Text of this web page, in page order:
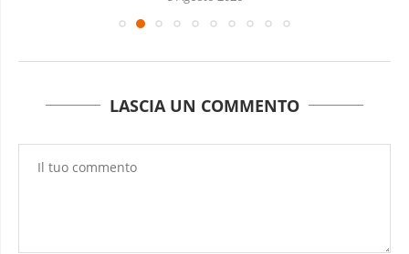
LASCIA UN COMMENTO